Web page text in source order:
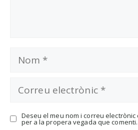
Nom
Correu
Deseu el meu nom i correu
per a la propera vegada que comenti.